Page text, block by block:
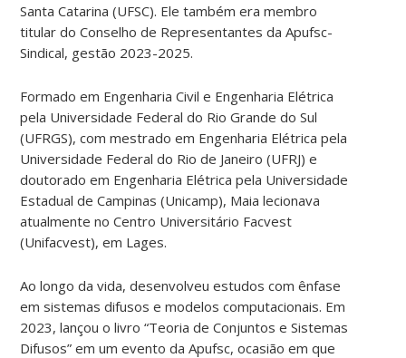
Santa Catarina (UFSC). Ele também era membro
titular do Conselho de Representantes da Apufsc-
Sindical, gestão 2023-2025.
Formado em Engenharia Civil e Engenharia Elétrica
pela Universidade Federal do Rio Grande do Sul
(UFRGS), com mestrado em Engenharia Elétrica pela
Universidade Federal do Rio de Janeiro (UFRJ) e
doutorado em Engenharia Elétrica pela Universidade
Estadual de Campinas (Unicamp), Maia lecionava
atualmente no Centro Universitário Facvest
(Unifacvest), em Lages.
Ao longo da vida, desenvolveu estudos com ênfase
em sistemas difusos e modelos computacionais. Em
2023, lançou o livro “Teoria de Conjuntos e Sistemas
Difusos” em um evento da Apufsc, ocasião em que